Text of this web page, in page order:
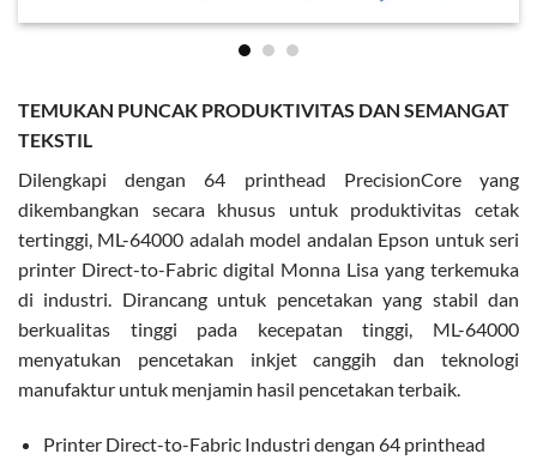
TEMUKAN PUNCAK PRODUKTIVITAS DAN SEMANGAT
TEKSTIL
Dilengkapi dengan 64 printhead PrecisionCore yang
dikembangkan secara khusus untuk produktivitas cetak
tertinggi, ML-64000 adalah model andalan Epson untuk seri
printer Direct-to-Fabric digital Monna Lisa yang terkemuka
di industri. Dirancang untuk pencetakan yang stabil dan
berkualitas tinggi pada kecepatan tinggi, ML-64000
menyatukan pencetakan inkjet canggih dan teknologi
manufaktur untuk menjamin hasil pencetakan terbaik.
Printer Direct-to-Fabric Industri dengan 64 printhead